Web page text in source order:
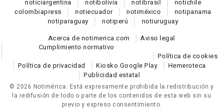
noticiargentina notibolivia notibrasil notichile
colombiapress notiecuador notiméxico notipanama
notiparaguay notiperú notiuruguay
Acerca de notimerica.com
Aviso legal
Cumplimiento normativo
Política de cookies
Política de privacidad
Kiosko Google Play
Hemeroteca
Publicidad estatal
© 2026 Notimérica. Está expresamente prohibida la redistribución y
la redifusión de todo o parte de los contenidos de esta web sin su
previo y expreso consentimiento.